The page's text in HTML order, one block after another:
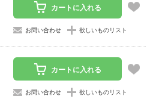
カートに入れる
お問い合わせ 欲しいものリスト
カートに入れる
お問い合わせ 欲しいものリスト